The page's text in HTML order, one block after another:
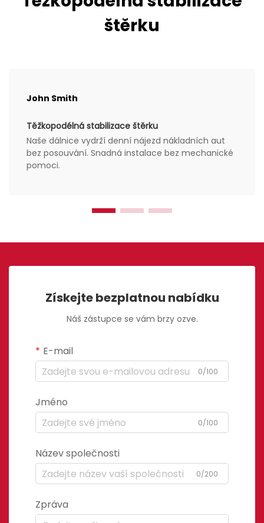
štěrku
John Smith
Těžkopodélná stabilizace štěrku
Naše dálnice vydrží denní nájezd nákladních aut
bez posouvání. Snadná instalace bez mechanické
pomoci.
Získejte bezplatnou nabídku
Náš zástupce se vám brzy ozve.
E-mail
0/100
Jméno
0/100
Název společnosti
0/200
Zpráva